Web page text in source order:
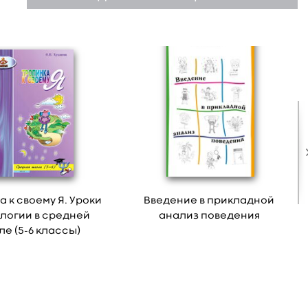
к своему Я. Уроки
в средней
(5-6 классы)
Введение в прикладной
анализ поведения